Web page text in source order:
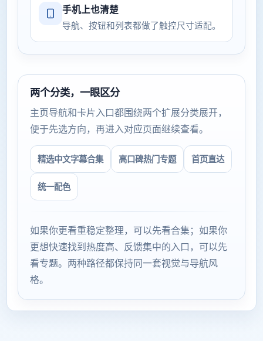
手机上也清楚
导航、按钮和列表都做了触控尺寸适配。
两个分类，一眼区分
主页导航和卡片入口都围绕两个扩展分类展开，
便于先选方向，再进入对应页面继续查看。
精选中文字幕合集 高口碑热门专题 首页直达
统一配色
如果你更看重稳定整理，可以先看合集；如果你
更想快速找到热度高、反馈集中的入口，可以先
看专题。两种路径都保持同一套视觉与导航风
格。